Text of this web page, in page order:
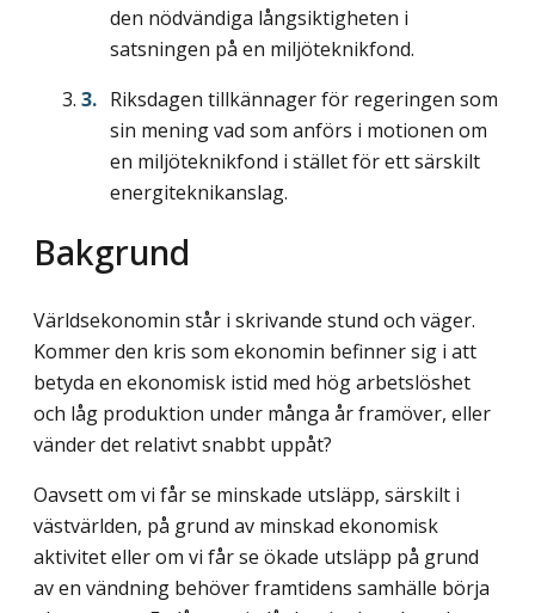
den nödvändiga långsiktigheten i
satsningen på en miljöteknikfond.
Riksdagen tillkännager för regeringen som
sin mening vad som anförs i motionen om
en miljöteknikfond i stället för ett särskilt
energiteknikanslag.
Bakgrund
Världsekonomin står i skrivande stund och väger.
Kommer den kris som ekonomin befinner sig i att
betyda en ekonomisk istid med hög arbetslöshet
och låg produktion under många år framöver, eller
vänder det relativt snabbt uppåt?
Oavsett om vi får se minskade utsläpp, särskilt i
västvärlden, på grund av minskad ekonomisk
aktivitet eller om vi får se ökade utsläpp på grund
av en vändning behöver framtidens samhälle börja